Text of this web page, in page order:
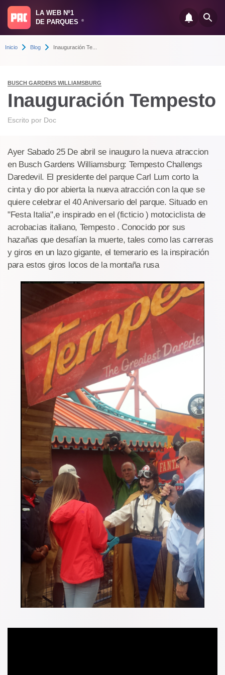
LA WEB Nº1
DE PARQUES
®
Inicio Blog Inauguración Te...
BUSCH GARDENS WILLIAMSBURG
Inauguración Tempesto
Escrito por Doc
Ayer Sabado 25 De abril se inauguro la nueva atraccion
en Busch Gardens Williamsburg: Tempesto Challengs
Daredevil. El presidente del parque Carl Lum corto la
cinta y dio por abierta la nueva atracción con la que se
quiere celebrar el 40 Aniversario del parque. Situado en
"Festa Italia",e inspirado en el (ficticio ) motociclista de
acrobacias italiano, Tempesto . Conocido por sus
hazañas que desafían la muerte, tales como las carreras
y giros en un lazo gigante, el temerario es la inspiración
para estos giros locos de la montaña rusa